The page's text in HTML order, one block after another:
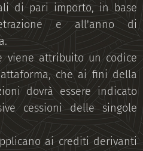
di pari importo, in base
e all'anno di
viene attribuito un codice
che ai fini della
dovrà essere indicato
cessioni delle singole
ai crediti derivanti